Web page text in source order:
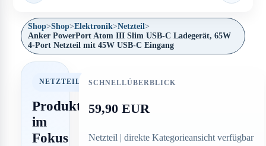
Shop>Shop>Elektronik>Netzteil>
Anker PowerPort Atom III Slim USB-C Ladegerät, 65W
4-Port Netzteil mit 45W USB-C Eingang
NETZTEIL
Produkt
im
Fokus
SCHNELLÜBERBLICK
59,90 EUR
Netzteil | direkte Kategorieansicht verfügbar